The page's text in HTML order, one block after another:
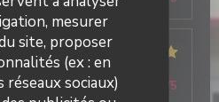
mesurer
site, proposer
(ex : en
réseaux sociaux)
5
/5 Cuisine: 5/5 Qualité / Prix /5